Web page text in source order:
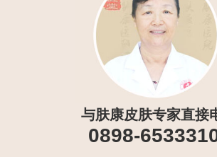
与肤康皮肤专家直接
0898-